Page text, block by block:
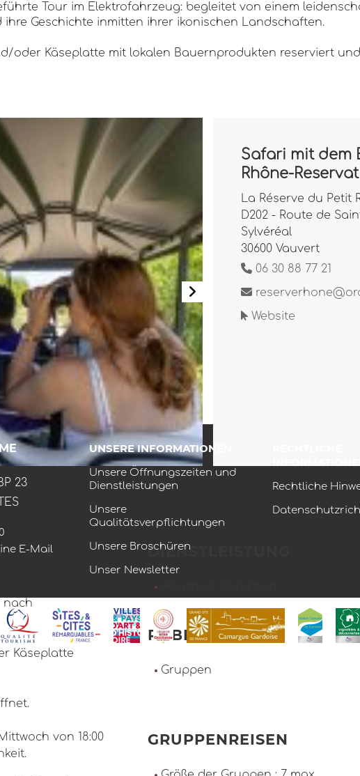
Tour im Elektrofahrzeug: begleitet von einem
Geschichte inmitten ihrer ikonischen Landschaften.
oder Käseplatte mit lokalen Bauernprodukten reserviert
Safari mit dem
Rhône-Reservat
La Réserve du Petit
D202 - Route de
Sylvéréal
30600 Vauvert
06 30 88 77 21
Website
nach
Käseplatte
von 18:00
DIENSTLEISTUNG
PUBLIKUM
Gruppen
GRUPPENREISEN
23
E-Mail
UNSERE INFORMATIONEN
Unsere Öffnungszeiten und
Dienstleistungen
Unsere
Qualitätsverpflichtungen
Unsere Broschüren
Unser Newsletter
Rechtliche